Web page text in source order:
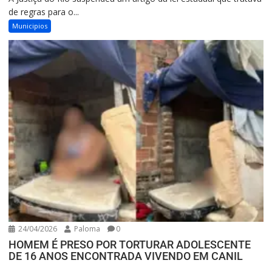
de regras para o...
Municipios
24/04/2026 Paloma 0
HOMEM É PRESO POR TORTURAR ADOLESCENTE
DE 16 ANOS ENCONTRADA VIVENDO EM CANIL